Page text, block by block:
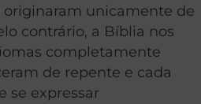
unicamente de
contrário, a Bíblia nos
completamente
de repente e cada
se expressar